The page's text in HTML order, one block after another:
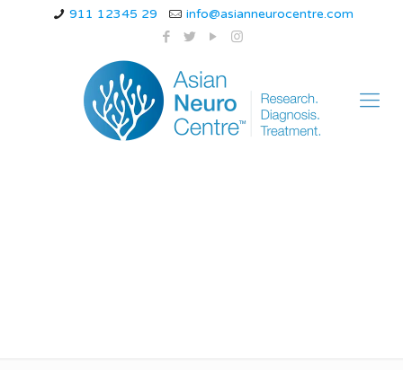
911 12345 29 info@asianneurocentre.com